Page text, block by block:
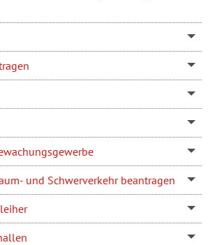
und Schwerverkehr beantragen